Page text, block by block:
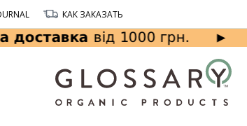
КАК ЗАКАЗАТЬ